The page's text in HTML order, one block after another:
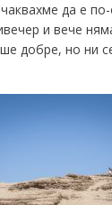
да е
и вече
добре, но ни